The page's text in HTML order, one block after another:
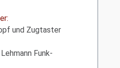
und Zugtaster
Funk-